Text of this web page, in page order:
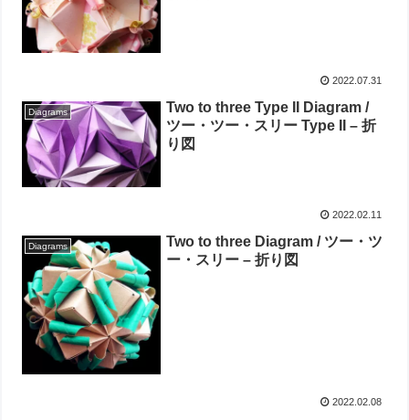
2022.07.31
Diagrams
Two to three Type II Diagram /
ツー・ツー・スリー Type II – 折
り図
2022.02.11
Diagrams
Two to three Diagram / ツー・ツ
ー・スリー – 折り図
2022.02.08